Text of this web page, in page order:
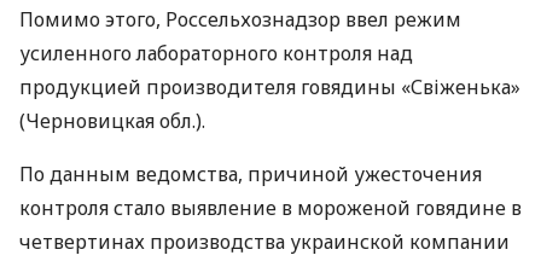
Помимо этого, Россельхознадзор ввел режим
усиленного лабораторного контроля над
продукцией производителя говядины «Свіженька»
(Черновицкая обл.).
По данным ведомства, причиной ужесточения
контроля стало выявление в мороженой говядине в
четвертинах производства украинской компании